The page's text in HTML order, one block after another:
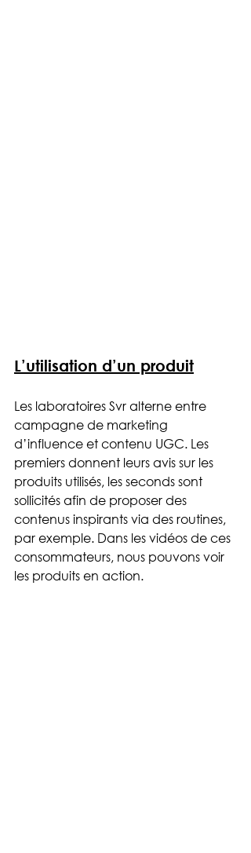
L’utilisation d’un produit
Les laboratoires Svr alterne entre
campagne de marketing
d’influence et contenu UGC. Les
premiers donnent leurs avis sur les
produits utilisés, les seconds sont
sollicités afin de proposer des
contenus inspirants via des routines,
par exemple. Dans les vidéos de ces
consommateurs, nous pouvons voir
les produits en action.